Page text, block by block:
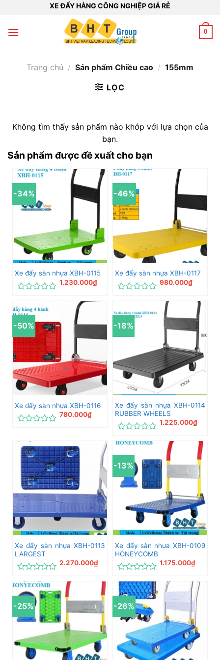
nội
XE ĐẨY HÀNG CÔNG NGHIỆP GIÁ RẺ
0
Trang chủ / Sản phẩm Chiều cao / 155mm
LỌC
Không tìm thấy sản phẩm nào khớp với lựa chọn của
bạn.
Sản phẩm được đề xuất cho bạn
-34%
Xe đẩy sàn nhựa XBH-0115
xếp
hạng
0
5
sao
1.230.000₫
-46%
Xe đẩy sàn nhựa XBH-0117
hạng
0
5
sao
980.000₫
-50%
Xe đẩy sàn nhựa XBH-0116
hạng
sao
780.000₫
-18%
Xe đẩy sàn nhựa XBH-0114
RUBBER WHEELS
xếp
hạng
0
5
sao
1.225.000₫
Xe đẩy sàn nhựa XBH-0113
LARGEST
xếp
hạng
0
5
sao
2.270.000₫
-13%
Xe đẩy sàn nhựa XBH-0109
HONEYCOMB
xếp
hạng
0
5
sao
1.175.000₫
-25% -26%